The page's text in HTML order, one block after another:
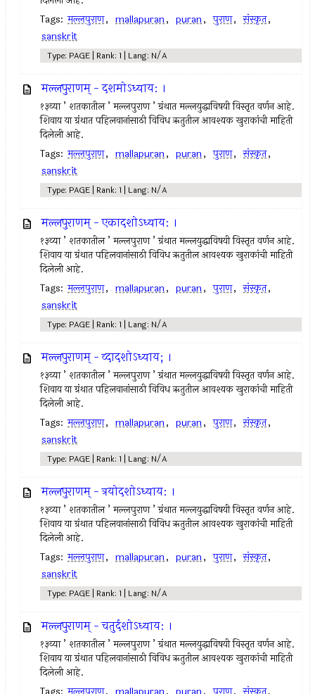
Tags: मल्लपुराण, mallapuran, puran, पुराण, संस्कृत,
sanskrit
Type: PAGE | Rank: 1 | Lang: N/A
मल्लपुराणम् - दशमोऽध्याय: ।
१३व्या ’ शतकातील ’ मल्लपुराण ’ ग्रंथात मल्लयुद्धाविषयी विस्तृत वर्णन आहे.
शिवाय या ग्रंथात पहिलवानांसाठी विविध ऋतुतील आवश्यक खुराकांची माहिती
दिलेली आहे.
Tags: मल्लपुराण, mallapuran, puran, पुराण, संस्कृत,
sanskrit
Type: PAGE | Rank: 1 | Lang: N/A
मल्लपुराणम् - एकादशोऽध्याय: ।
१३व्या ’ शतकातील ’ मल्लपुराण ’ ग्रंथात मल्लयुद्धाविषयी विस्तृत वर्णन आहे.
शिवाय या ग्रंथात पहिलवानांसाठी विविध ऋतुतील आवश्यक खुराकांची माहिती
दिलेली आहे.
Tags: मल्लपुराण, mallapuran, puran, पुराण, संस्कृत,
sanskrit
Type: PAGE | Rank: 1 | Lang: N/A
मल्लपुराणम् - व्दादशोऽध्याय; ।
१३व्या ’ शतकातील ’ मल्लपुराण ’ ग्रंथात मल्लयुद्धाविषयी विस्तृत वर्णन आहे.
शिवाय या ग्रंथात पहिलवानांसाठी विविध ऋतुतील आवश्यक खुराकांची माहिती
दिलेली आहे.
Tags: मल्लपुराण, mallapuran, puran, पुराण, संस्कृत,
sanskrit
Type: PAGE | Rank: 1 | Lang: N/A
मल्लपुराणम् - त्रयोदशोऽध्याय: ।
१३व्या ’ शतकातील ’ मल्लपुराण ’ ग्रंथात मल्लयुद्धाविषयी विस्तृत वर्णन आहे.
शिवाय या ग्रंथात पहिलवानांसाठी विविध ऋतुतील आवश्यक खुराकांची माहिती
दिलेली आहे.
Tags: मल्लपुराण, mallapuran, puran, पुराण, संस्कृत,
sanskrit
Type: PAGE | Rank: 1 | Lang: N/A
मल्लपुराणम् - चतुर्दशोऽध्याय: ।
१३व्या ’ शतकातील ’ मल्लपुराण ’ ग्रंथात मल्लयुद्धाविषयी विस्तृत वर्णन आहे.
शिवाय या ग्रंथात पहिलवानांसाठी विविध ऋतुतील आवश्यक खुराकांची माहिती
दिलेली आहे.